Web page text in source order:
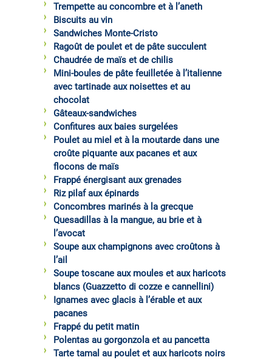
Trempette au concombre et à l’aneth
Biscuits au vin
Sandwiches Monte-Cristo
Ragoût de poulet et de pâte succulent
Chaudrée de maïs et de chilis
Mini-boules de pâte feuilletée à l’italienne
avec tartinade aux noisettes et au
chocolat
Gâteaux-sandwiches
Confitures aux baies surgelées
Poulet au miel et à la moutarde dans une
croûte piquante aux pacanes et aux
flocons de maïs
Frappé énergisant aux grenades
Riz pilaf aux épinards
Concombres marinés à la grecque
Quesadillas à la mangue, au brie et à
l’avocat
Soupe aux champignons avec croûtons à
l’ail
Soupe toscane aux moules et aux haricots
blancs (Guazzetto di cozze e cannellini)
Ignames avec glacis à l’érable et aux
pacanes
Frappé du petit matin
Polentas au gorgonzola et au pancetta
Tarte tamal au poulet et aux haricots noirs